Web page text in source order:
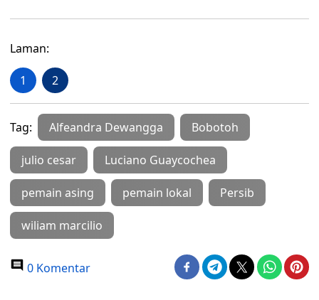
Laman:
1 2
Tag: Alfeandra Dewangga Bobotoh
julio cesar Luciano Guaycochea
pemain asing pemain lokal Persib
wiliam marcilio
0 Komentar